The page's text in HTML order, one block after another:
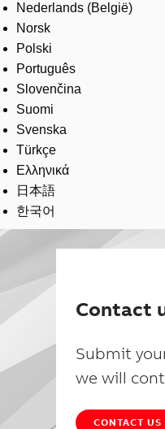
Nederlands (België)
Norsk
Polski
Português
Slovenčina
Suomi
Svenska
Türkçe
Ελληνικά
日本語
한국어
Contact
Submit
we will
CONTACT US